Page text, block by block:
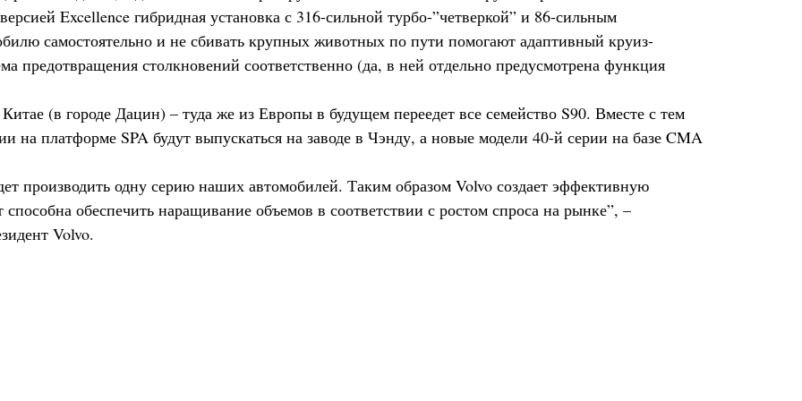
Excellence гибридная установка с 316-сильной турбо-”четверкой” и 86-сильным
самостоятельно и не сбивать крупных животных по пути помогают адаптивный круиз-
предотвращения столкновений соответственно (да, в ней отдельно предусмотрена функция
(в городе Дацин) – туда же из Европы в будущем переедет все семейство S90. Вместе с тем
платформе SPA будут выпускаться на заводе в Чэнду, а новые модели 40-й серии на базе CMA
производить одну серию наших автомобилей. Таким образом Volvo создает эффективную
способна обеспечить наращивание объемов в соответствии с ростом спроса на рынке”, –
Volvo.